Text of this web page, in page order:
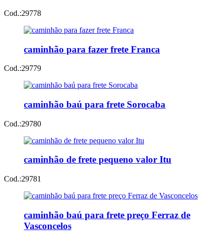
Cod.:29778
caminhão para fazer frete Franca
Cod.:29779
caminhão baú para frete Sorocaba
Cod.:29780
caminhão de frete pequeno valor Itu
Cod.:29781
caminhão baú para frete preço Ferraz de
Vasconcelos